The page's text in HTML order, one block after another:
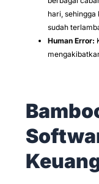
hari,
sudah
Human Error: